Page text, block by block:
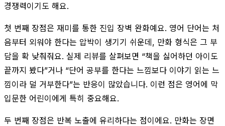
경쟁력이기도 해요.
첫 번째 장점은 재미를 통한 진입 장벽 완화예요. 영어 단어는 처
음부터 외워야 한다는 압박이 생기기 쉬운데, 만화 형식은 그 부
담을 확 낮춰줘요. 실제 리뷰를 살펴보면 “책을 싫어하던 아이도
끝까지 봤다”거나 “단어 공부를 한다는 느낌보다 이야기 읽는 느
낌이라 덜 거부한다”는 반응이 많았습니다. 이런 점은 영어에 막
입문한 어린이에게 특히 중요해요.
두 번째 장점은 반복 노출에 유리하다는 점이에요. 만화는 장면